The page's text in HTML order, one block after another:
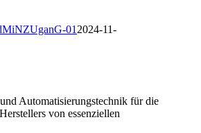
01 2024-11-
Automatisierungstechnik für die
von essenziellen